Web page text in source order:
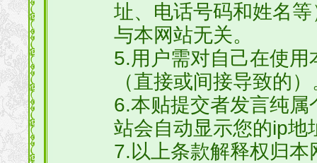
址、电话号码和姓名
与本网站无关。
5.用户需对自己在使
（直接或间接导致的
6.本贴提交者发言纯
站会自动显示您的ip地
7.以上条款解释权归本